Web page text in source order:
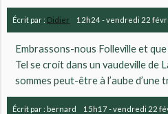
Écrit par : Didier 12h24-vendredi 22
Embrassons-nous Folleville et
Tel se croit dans un vaudeville de
sommes peut-être à l’aube d’une
Écrit par : bernard 15h17-vendredi 22